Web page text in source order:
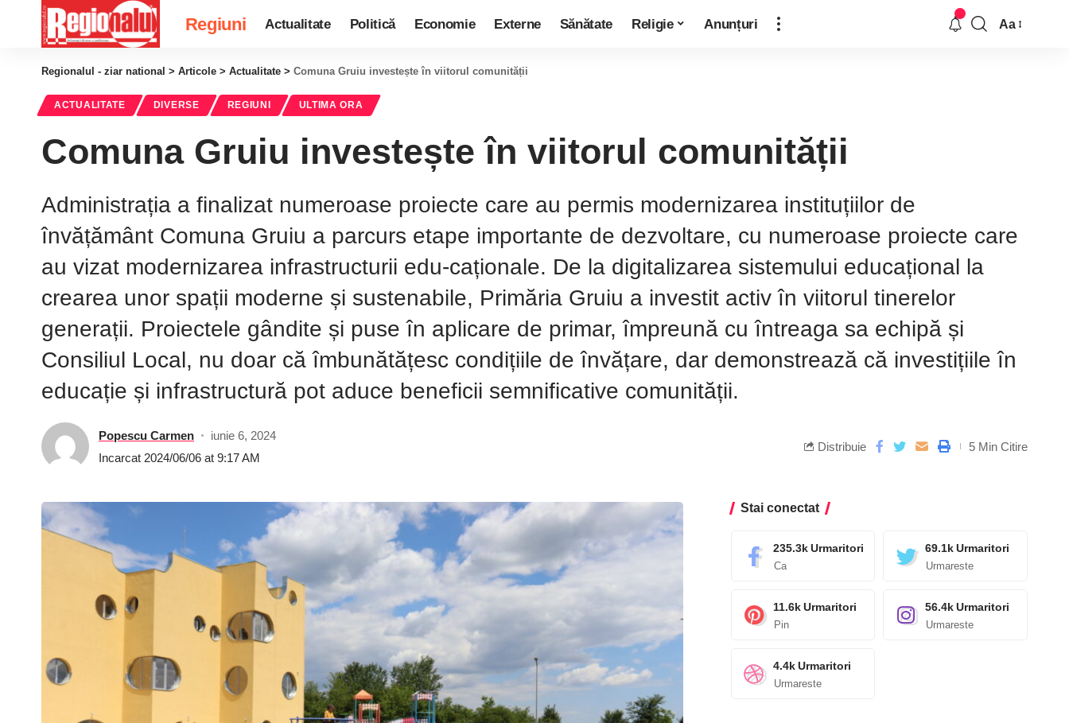
Regiuni Actualitate Politică Economie Externe Sănătate Religie Anunțuri Aa
Regionalul - ziar national > Articole > Actualitate > Comuna Gruiu investește în viitorul comunității
ACTUALITATE DIVERSE REGIUNI ULTIMA ORA
Comuna Gruiu investește în viitorul comunității
Administrația a finalizat numeroase proiecte care au permis modernizarea instituțiilor de
învățământ Comuna Gruiu a parcurs etape importante de dezvoltare, cu numeroase proiecte care
au vizat modernizarea infrastructurii edu-caționale. De la digitalizarea sistemului educațional la
crearea unor spații moderne și sustenabile, Primăria Gruiu a investit activ în viitorul tinerelor
generații. Proiectele gândite și puse în aplicare de primar, împreună cu întreaga sa echipă și
Consiliul Local, nu doar că îmbunătățesc condițiile de învățare, dar demonstrează că investițiile în
educație și infrastructură pot aduce beneficii semnificative comunității.
Popescu Carmen
iunie 6, 2024
Incarcat 2024/06/06 at 9:17 AM
Distribuie 5 Min Citire
Stai conectat
235.3k Urmaritori
Ca
69.1k Urmaritori
Urmareste
11.6k Urmaritori
Pin
56.4k Urmaritori
Urmareste
4.4k Urmaritori
Urmareste